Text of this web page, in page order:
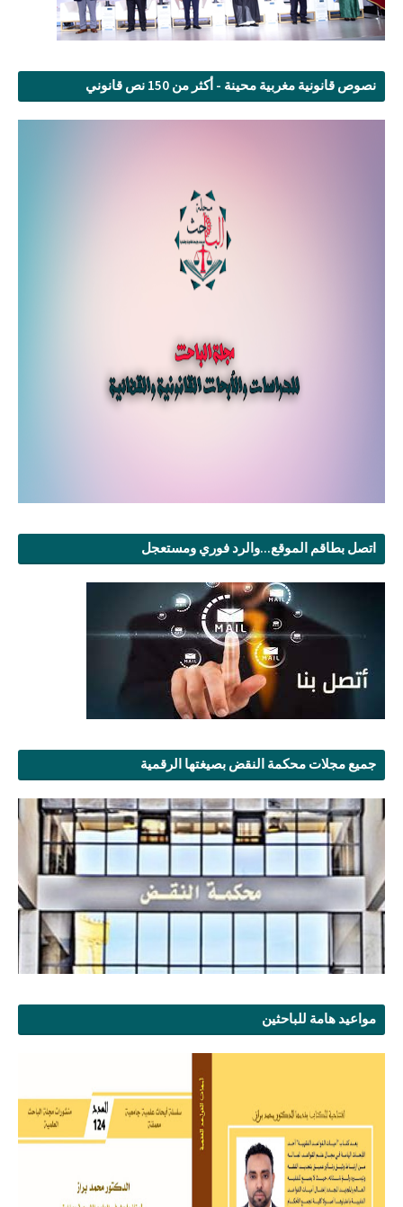
نصوص قانونية مغربية محينة - أكثر من 150 نص قانوني
اتصل بطاقم الموقع...والرد فوري ومستعجل
جميع مجلات محكمة النقض بصيغتها الرقمية
مواعيد هامة للباحثين